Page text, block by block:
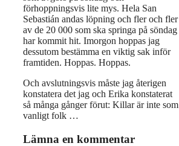
förhoppningsvis lite mys. Hela San
Sebastián andas löpning och fler och fler
av de 20 000 som ska springa på söndag
har kommit hit. Imorgon hoppas jag
dessutom bestämma en viktig sak inför
framtiden. Hoppas. Hoppas.
Och avslutningsvis måste jag återigen
konstatera det jag och Erika konstaterat
så många gånger förut: Killar är inte som
vanligt folk …
Lämna en kommentar